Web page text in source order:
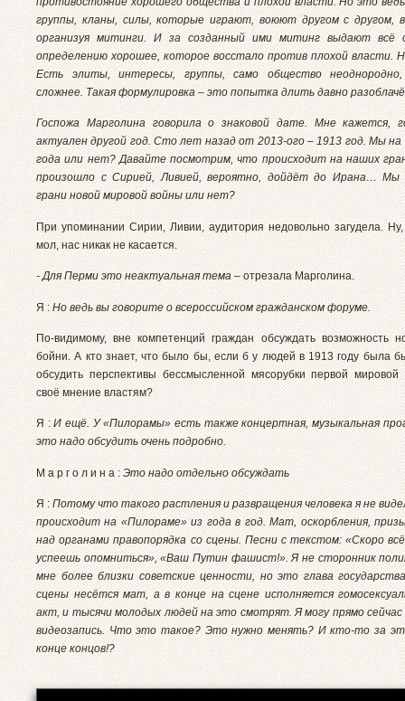
группы, кланы, силы, которые играют, воюют другом с другом,
организуя митинги. И за созданный ими митинг выдают всё
определению хорошее, которое восстало против плохой власти.
Есть элиты, интересы, группы, само общество неоднородно,
сложнее. Такая формулировка – это попытка длить давно
Госпожа Марголина говорила о знаковой дате. Мне кажется,
актуален другой год. Сто лет назад от 2013-ого – 1913 год. Мы на
года или нет? Давайте посмотрим, что происходит на наших
произошло с Сирией, Ливией, вероятно, дойдёт до Ирана… Мы
грани новой мировой войны или нет?
При упоминании Сирии, Ливии, аудитория недовольно загудела.
мол, нас никак не касается.
- Для Перми это неактуальная тема – отрезала Марголина.
Я : Но ведь вы говорите о всероссийском гражданском форуме.
По-видимому, вне компетенций граждан обсуждать возможность
бойни. А кто знает, что было бы, если б у людей в 1913 году была
обсудить перспективы бессмысленной мясорубки первой
своё мнение властям?
Я :И ещё. У «Пилорамы» есть также концертная, музыкальная
это надо обсудить очень подробно.
М а р г о л и н а : Это надо отдельно обсуждать
Я : Потому что такого растления и развращения человека я не
происходит на «Пилораме» из года в год. Мат, оскорбления,
над органами правопорядка со сцены. Песни с текстом: «Скоро
успеешь опомниться», «Ваш Путин фашист!». Я не сторонник
мне более близки советские ценности, но это глава
сцены несётся мат, а в конце на сцене исполняется
акт, и тысячи молодых людей на это смотрят. Я могу прямо
видеозапись. Что это такое? Это нужно менять? И кто-то за
конце концов!?